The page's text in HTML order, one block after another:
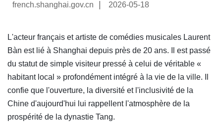
french.shanghai.gov.cn 2026-05-18
L'acteur français et artiste de comédies musicales Laurent
Bàn est lié à Shanghai depuis près de 20 ans. Il est passé
du statut de simple visiteur pressé à celui de véritable «
habitant local » profondément intégré à la vie de la ville. Il
confie que l'ouverture, la diversité et l'inclusivité de la
Chine d'aujourd'hui lui rappellent l'atmosphère de la
prospérité de la dynastie Tang.